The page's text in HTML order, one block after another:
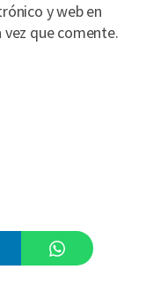
y web en
que comente.